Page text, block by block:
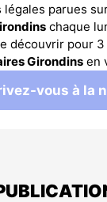
légales parues
chaque
découvrir pour
Girondins en
vous à la